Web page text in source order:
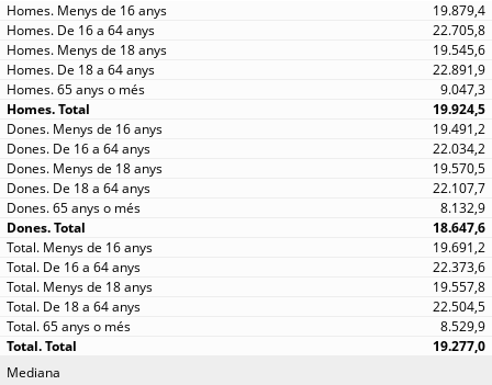
19.879,4
22.705,8
19.545,6
22.891,9
9.047,3
19.924,5
19.491,2
22.034,2
19.570,5
22.107,7
8.132,9
18.647,6
19.691,2
22.373,6
19.557,8
22.504,5
8.529,9
19.277,0
Mediana